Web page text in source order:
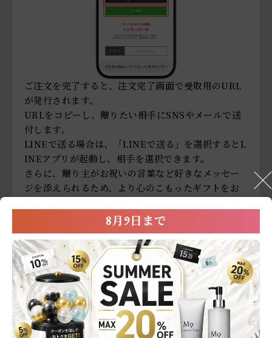
ご注文を完了すると、注文完了画面で受取用のURL
が発行されます。
URLをコピーし、贈りたい相手にSNSやメールで送
付します。
LINEで送る場合は、「LINEで送る」を選択するとL
INEアプリが起動し、相手を選択できます。
さらに、贈り主がお祝いの言葉など好きなメッセー
ジを添えられるため、より心のこもったギフトをお
ギフトの受け取り方を見る
8月9日まで